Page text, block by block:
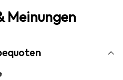
Meinungen